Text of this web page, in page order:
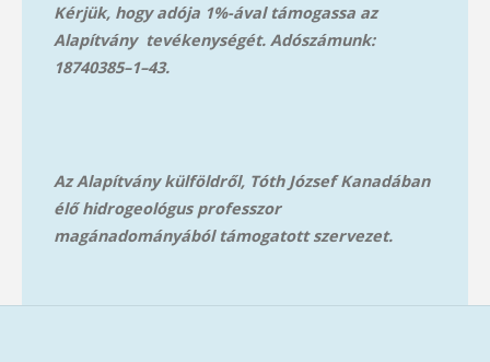
Kérjük, hogy adója 1%-ával támogassa az
Alapítvány tevékenységét. Adószámunk:
18740385–1–43.
Az Alapítvány külföldről, Tóth József Kanadában
élő hidrogeológus professzor
magánadományából támogatott szervezet.